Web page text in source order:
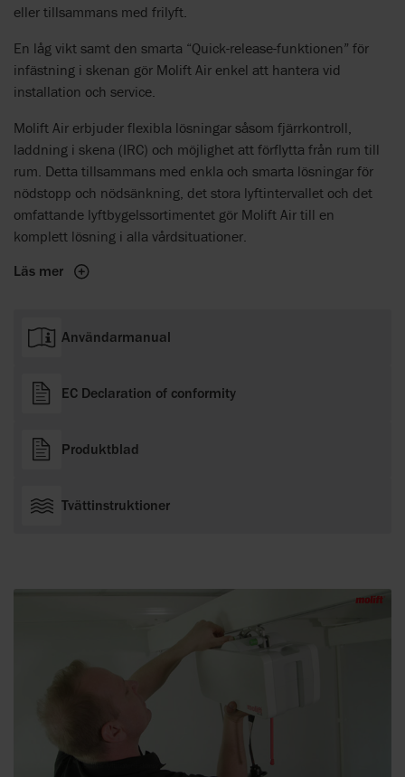
eller tillsammans med frilyft.
En låg vikt samt den smarta “Quick-release-funktionen” för
infästning i skenan gör Molift Air enkel att hantera vid
installation och service.
Molift Air erbjuder flexibla lösningar såsom fjärrkontroll,
laddning i skena (IRC) och möjlighet att förflytta från rum till
rum. Detta tillsammans med enkla och smarta lösningar för
nödstopp och nödsänkning, det stora lyftintervallet och det
omfattande lyftbygelssortimentet gör Molift Air till en
komplett lösning i alla vårdsituationer.
Läs mer
Användarmanual
EC Declaration of conformity
Produktblad
Tvättinstruktioner